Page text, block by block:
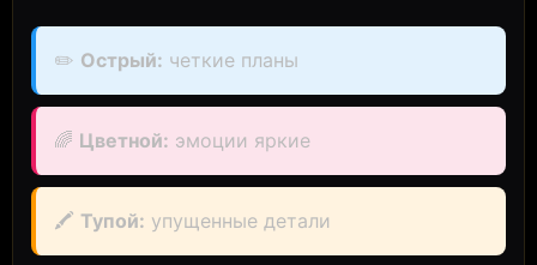
✏️ Острый: четкие планы
🌈 Цветной: эмоции яркие
🖍️ Тупой: упущенные детали